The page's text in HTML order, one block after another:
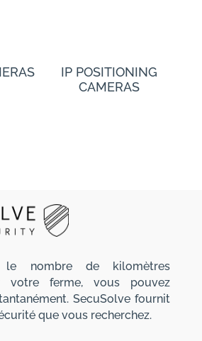
IP POSITIONING
CAMERAS
le nombre de kilomètres
votre ferme, vous pouvez
SecuSolve fournit
que vous recherchez.